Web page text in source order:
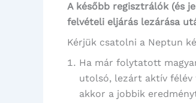
A később regisztrálók (és
felvételi eljárás lezárása
Kérjük csatolni a Neptun
Ha már folytatott
utolsó, lezárt aktív félév
akkor a jobbik